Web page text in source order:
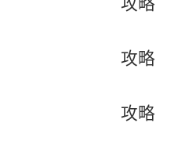
攻略
攻略
攻略